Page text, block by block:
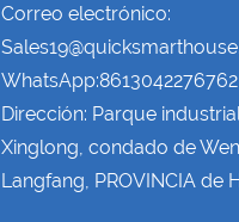
Correo electrónico:
WhatsApp:8613042276762
Dirección: Parque
Xinglong, condado de
Langfang, PROVINCIA de